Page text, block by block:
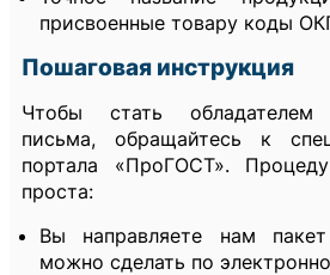
присвоенные товару коды
Пошаговая инструкция
Чтобы стать обладателем
письма, обращайтесь к
портала «ПроГОСТ».
проста:
Вы направляете нам
можно сделать по